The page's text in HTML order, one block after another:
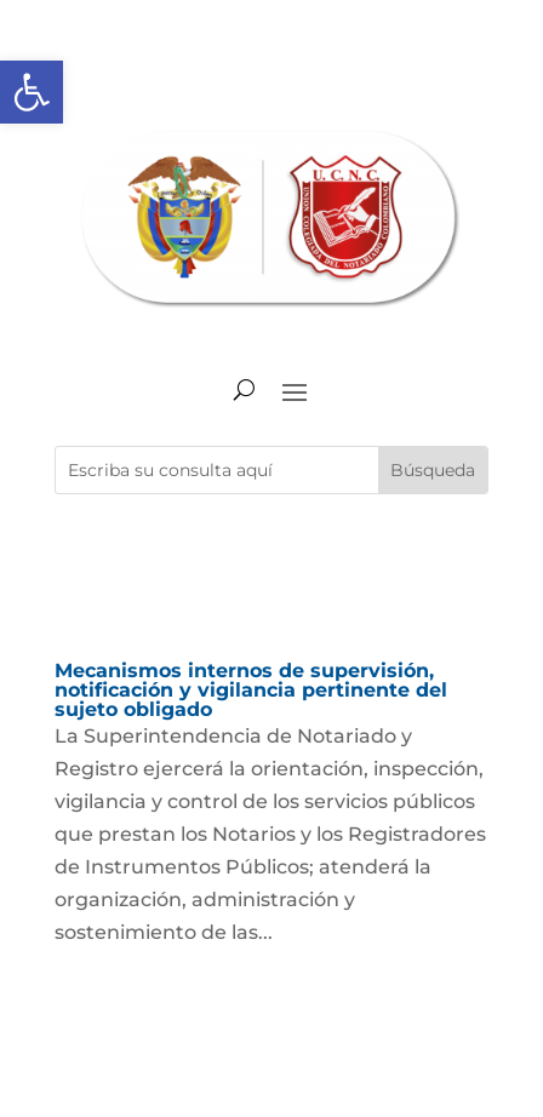
Abrir barra de herramientas
Mecanismos internos de supervisión,
notificación y vigilancia pertinente del
sujeto obligado
La Superintendencia de Notariado y
Registro ejercerá la orientación, inspección,
vigilancia y control de los servicios públicos
que prestan los Notarios y los Registradores
de Instrumentos Públicos; atenderá la
organización, administración y
sostenimiento de las...